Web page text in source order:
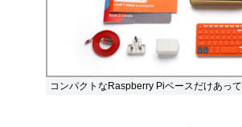
コンパクトなRaspberry Piベースだけあっ